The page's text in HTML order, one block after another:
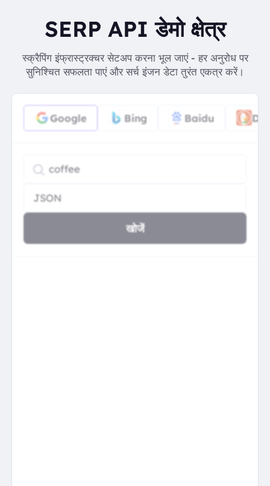
SERP API डेमो क्षेत्र
स्क्रैपिंग इंफ्रास्ट्रक्चर सेटअप करना भूल जाएं - हर अनुरोध पर
सुनिश्चित सफलता पाएं और सर्च इंजन डेटा तुरंत एकत्र करें।
Google Bing Baidu
खोजें